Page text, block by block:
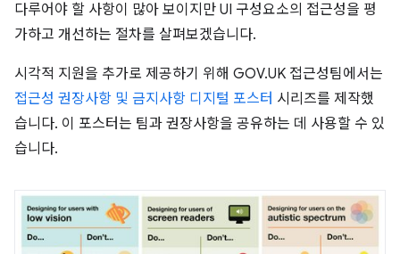
다루어야 할 사항이 많아 보이지만 UI 구성요소의 접근성을 평
가하고 개선하는 절차를 살펴보겠습니다.
시각적 지원을 추가로 제공하기 위해 GOV.UK 접근성팀에서는
접근성 권장사항 및 금지사항 디지털 포스터 시리즈를 제작했
습니다. 이 포스터는 팀과 권장사항을 공유하는 데 사용할 수 있
습니다.